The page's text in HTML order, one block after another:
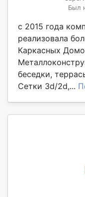
Был
с 2015 года
реализовала
Каркасных
беседки,
Сетки 3d/2d,...